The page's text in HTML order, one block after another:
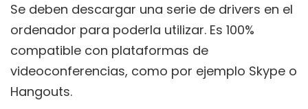
Se deben descargar una serie de drivers en el
ordenador para poderla utilizar. Es 100%
compatible con plataformas de
videoconferencias, como por ejemplo Skype o
Hangouts.